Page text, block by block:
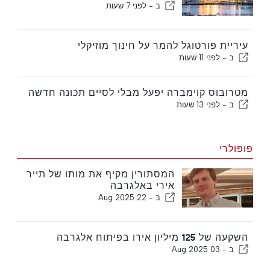
ב - לפני 7 שעות
עיריית פורטוגל להמר על חינוך מוזיקלי
ב - לפני 11 שעות
מטרובוס קוימברה יפעל מבלי לסיים תכונה חדשה
ב - לפני 13 שעות
פופולרי
המסתורין מקיף את מותו של תייר
אירי באלגרבה
ב - 22 Aug 2025
השקעה של 125 מיליון אירו בפיתוח אלגרבה
ב - 03 Aug 2025